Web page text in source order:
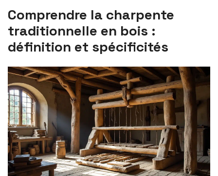
Comprendre la charpente
traditionnelle en bois :
définition et spécificités